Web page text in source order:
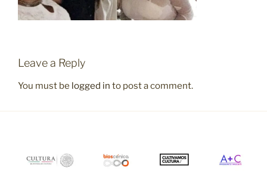
Leave a Reply
You must be logged in to post a comment.